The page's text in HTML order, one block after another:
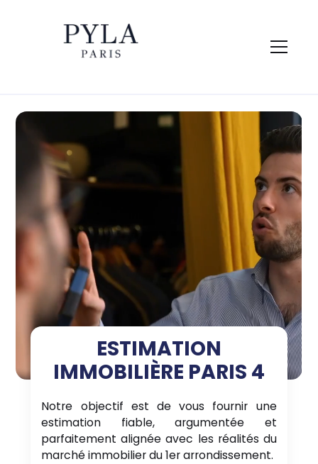
ESTIMATION
IMMOBILIÈRE PARIS 4
Notre objectif est de vous fournir une
estimation fiable, argumentée et
parfaitement alignée avec les réalités du
marché immobilier du 1er arrondissement.